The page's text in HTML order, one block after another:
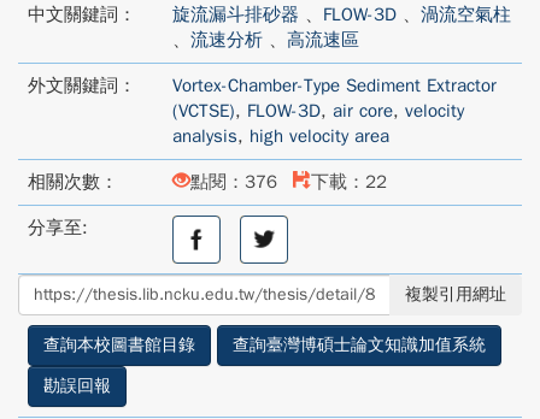
中文關鍵詞： 旋流漏斗排砂器 、 FLOW-3D 、 渦流空氣柱
、 流速分析 、 高流速區
外文關鍵詞：
Vortex-Chamber-Type Sediment Extractor
(VCTSE), FLOW-3D, air core, velocity
analysis, high velocity area
相關次數： 點閱：376 下載：22
分享至:
分
至
facebook
分
享
至
twitter
複製引用網址
查詢本校圖書館目錄
查詢臺灣博碩士論文知識加值系統
勘誤回報